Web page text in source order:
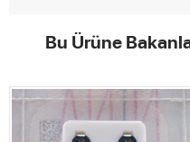
Bu Ürüne